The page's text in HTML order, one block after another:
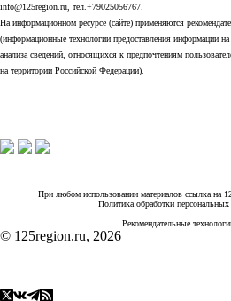
info@125region.ru, тел.+79025056767.
На информационном ресурсе (сайте) применяются
(информационные технологии предоставления информации на
анализа сведений, относящихся к предпочтениям
на территории Российской Федерации).
При любом использовании материалов ссылка на
Политика обработки
Рекомендательные
© 125region.ru, 2026